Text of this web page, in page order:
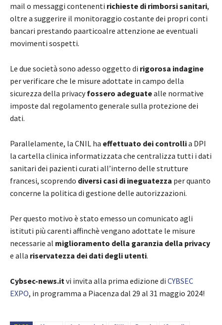
mail o messaggi contenenti richieste di rimborsi sanitari,
oltre a suggerire il monitoraggio costante dei propri conti
bancari prestando paarticoalre attenzione ae eventuali
movimenti sospetti.
Le due società sono adesso oggetto di rigorosa indagine
per verificare che le misure adottate in campo della
sicurezza della privacyfossero adeguatealle normative
imposte dal regolamento generale sulla protezione dei
dati.
Parallelamente, la CNIL ha effettuato dei controllia DPI
la cartella clinica informatizzata che centralizza tutti i dati
sanitari dei pazienti curati all’interno delle strutture
francesi, scoprendo diversi casi di ineguatezza per quanto
concerne la politica di gestione delle autorizzazioni.
Per questo motivo è stato emesso un comunicato agli
istituti più carenti affinchè vengano adottate le misure
necessarie al miglioramento della garanzia della privacy
e alla riservatezza dei dati degli utenti.
Cybsec-news.it vi invita alla prima edizione di CYBSEC
EXPO, in programma a Piacenza dal 29 al 31 maggio 2024!